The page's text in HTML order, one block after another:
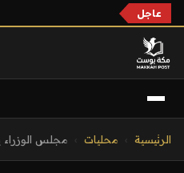
عاجل
الرئيسية محليات مجلس الوزراء